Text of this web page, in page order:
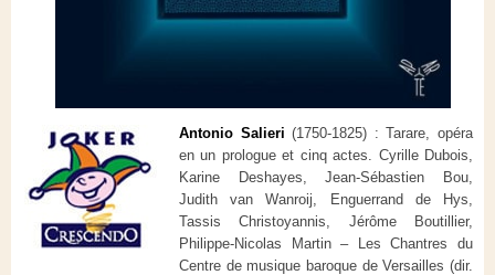
Antonio Salieri (1750-1825) : Tarare, opéra
en un prologue et cinq actes. Cyrille Dubois,
Karine Deshayes, Jean-Sébastien Bou,
Judith van Wanroij, Enguerrand de Hys,
Tassis Christoyannis, Jérôme Boutillier,
Philippe-Nicolas Martin – Les Chantres du
Centre de musique baroque de Versailles (dir.